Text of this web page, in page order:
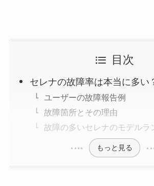
目次
セレナの故障率は本当に多い
ユーザーの故障報告例
故障箇所とその理由
故障の多いセレナのモデルラ
もっと見る